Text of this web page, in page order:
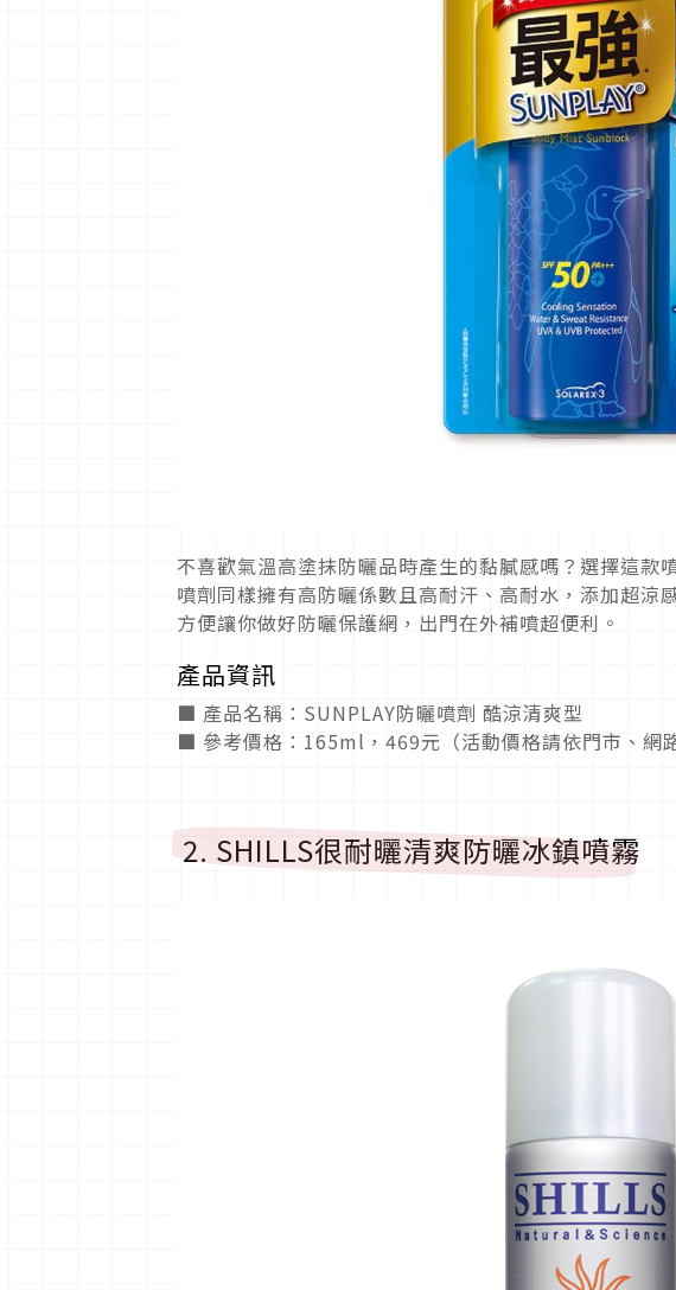
不喜歡氣溫高塗抹防曬品時產生的黏膩感嗎？選擇這款
噴劑同樣擁有高防曬係數且高耐汗、高耐水，添加超涼
方便讓你做好防曬保護網，出門在外補噴超便利。
產品資訊
■ 產品名稱：SUNPLAY防曬噴劑 酷涼清爽型
■ 參考價格：165ml，469元（活動價格請依門市、網路
2. SHILLS很耐曬清爽防曬冰鎮噴霧